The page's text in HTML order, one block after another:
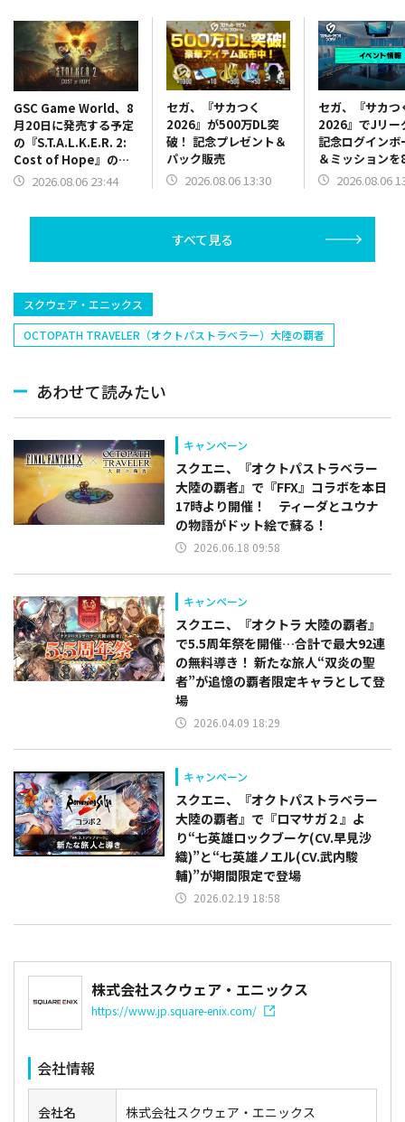
GSC Game World、8
月20日に発売する予定
の『S.T.A.L.K.E.R. 2:
Cost of Hope』のロ
ケーションを紹介する
2026.08.06 23:44
セガ、『サカつく
2026』が500万DL突
破！ 記念プレゼント＆
パック販売
2026.08.06 13:30
セガ、『サカつ
2026』でJリー
記念ログインボ
＆ミッション
13時より開催
2026.08.06
すべて見る
スクウェア・エニックス
OCTOPATH TRAVELER（オクトパストラベラー）大陸の覇者
あわせて読みたい
キャンペーン
スクエニ、『オクトパストラベラー
大陸の覇者』で『FFX』コラボを本日
17時より開催！ ティーダとユウナ
の物語がドット絵で蘇る！
2026.06.18 09:58
キャンペーン
スクエニ、『オクトラ 大陸の覇者』
で5.5周年祭を開催…合計で最大92連
の無料導き！ 新たな旅人“双炎の聖
者”が追憶の覇者限定キャラとして登
場
2026.04.09 18:29
キャンペーン
スクエニ、『オクトパストラベラー
大陸の覇者』で『ロマサガ２』よ
り“七英雄ロックブーケ(CV.早見沙
織)”と“七英雄ノエル(CV.武内駿
輔)”が期間限定で登場
2026.02.19 18:58
株式会社スクウェア・エニックス
https://www.jp.square-enix.com/
会社情報
会社名 株式会社スクウェア・エニックス